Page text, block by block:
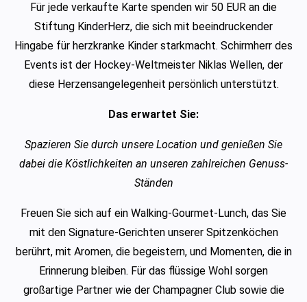
Für jede verkaufte Karte spenden wir 50 EUR an die
Stiftung KinderHerz, die sich mit beeindruckender
Hingabe für herzkranke Kinder starkmacht. Schirmherr des
Events ist der Hockey-Weltmeister Niklas Wellen, der
diese Herzensangelegenheit persönlich unterstützt.
Das erwartet Sie:
Spazieren Sie durch unsere Location und genießen Sie
dabei die Köstlichkeiten an unseren zahlreichen Genuss-
Ständen
Freuen Sie sich auf ein Walking-Gourmet-Lunch, das Sie
mit den Signature-Gerichten unserer Spitzenköchen
berührt, mit Aromen, die begeistern, und Momenten, die in
Erinnerung bleiben. Für das flüssige Wohl sorgen
großartige Partner wie der Champagner Club sowie die